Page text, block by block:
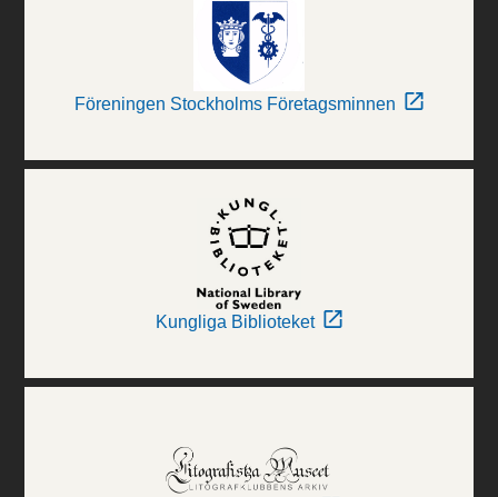
Föreningen Stockholms Företagsminnen
Kungliga Biblioteket